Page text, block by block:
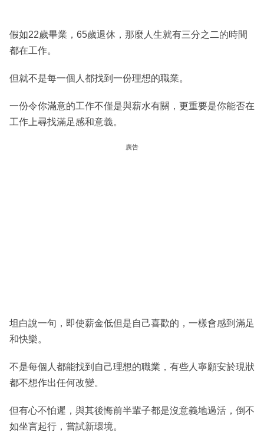
假如22歲畢業，65歲退休，那麼人生就有三分之二的時間
都在工作。
但就不是每一個人都找到一份理想的職業。
一份令你滿意的工作不僅是與薪水有關，更重要是你能否在
工作上尋找滿足感和意義。
廣告
坦白說一句，即使薪金低但是自己喜歡的，一樣會感到滿足
和快樂。
不是每個人都能找到自己理想的職業，有些人寧願安於現狀
都不想作出任何改變。
但有心不怕遲，與其後悔前半輩子都是沒意義地過活，倒不
如坐言起行，嘗試新環境。